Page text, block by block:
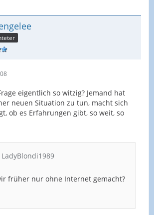
eigentlich so witzig? Jemand hat
neuen Situation zu tun, macht sich
ob es Erfahrungen gibt, so weit, so
früher nur ohne Internet gemacht?